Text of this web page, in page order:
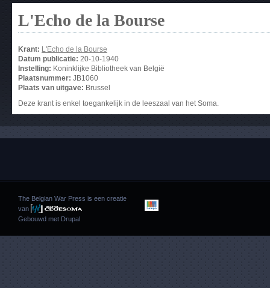
L'Echo de la Bourse
Krant: L'Echo de la Bourse
Datum publicatie: 20-10-1940
Instelling: Koninklijke Bibliotheek van België
Plaatsnummer: JB1060
Plaats van uitgave: Brussel
Deze krant is enkel toegankelijk in de leeszaal van het Soma.
The Belgian War Press is een creatie
van
Gebouwd met Drupal